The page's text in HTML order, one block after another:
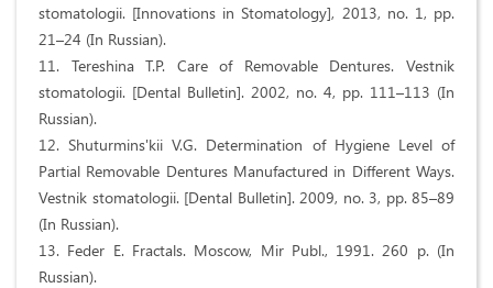
stomatologii. [Innovations in Stomatology], 2013, no. 1, pp.
21–24 (In Russian).
11. Tereshina T.P. Care of Removable Dentures. Vestnik
stomatologii. [Dental Bulletin]. 2002, no. 4, pp. 111–113 (In
Russian).
12. Shuturmins'kii V.G. Determination of Hygiene Level of
Partial Removable Dentures Manufactured in Different Ways.
Vestnik stomatologii. [Dental Bulletin]. 2009, no. 3, pp. 85–89
(In Russian).
13. Feder E. Fractals. Moscow, Mir Publ., 1991. 260 p. (In
Russian).